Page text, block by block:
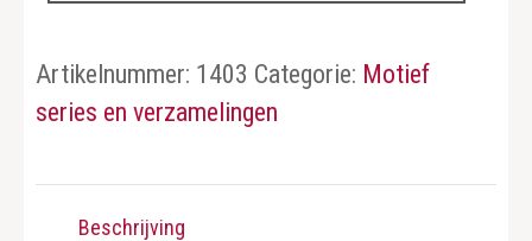
Artikelnummer: 1403 Categorie: Motief
series en verzamelingen
Beschrijving